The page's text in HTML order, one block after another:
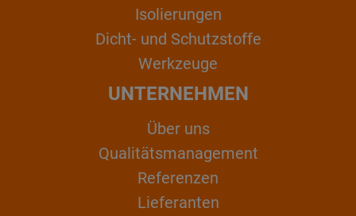
Isolierungen
Dicht- und Schutzstoffe
Werkzeuge
UNTERNEHMEN
Über uns
Qualitätsmanagement
Referenzen
Lieferanten